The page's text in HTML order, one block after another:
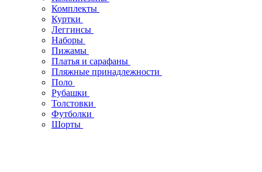
Комплекты
Куртки
Леггинсы
Наборы
Пижамы
Платья и сарафаны
Пляжные принадлежности
Поло
Рубашки
Толстовки
Футболки
Шорты